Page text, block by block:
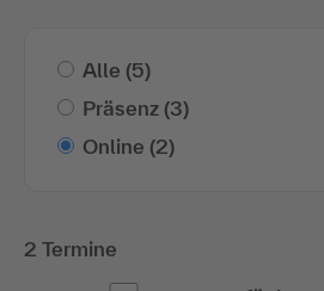
Alle (5)
Präsenz (3)
Online (2)
2 Termine